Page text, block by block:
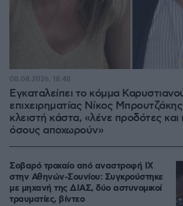
Εγκαταλείπει το κόμμα
επιχειρηματίας Νίκος
κλειστή κάστα, «λένε προδότες
όσους αποχωρούν»
08.08.2026, 18:48
Σοβαρό τροχαίο από αναστροφή ΙΧ
στην Αθηνών-Σουνίου: Συγκρούστηκε
με μηχανή της ΔΙΑΣ, δύο αστυνομικοί
τραυματίες, βίντεο